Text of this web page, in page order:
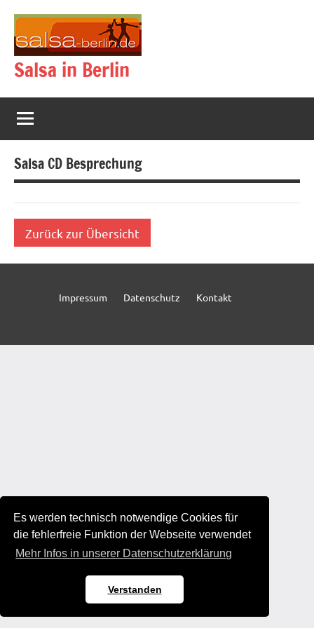
Es werden technisch notwendige Cookies für
die fehlerfreie Funktion der Webseite verwendet
Mehr Infos in unserer Datenschutzerklärung
Verstanden
springen
Salsa in Berlin
Salsa CD Besprechung
Zurück zur Übersicht
Impressum Datenschutz Kontakt